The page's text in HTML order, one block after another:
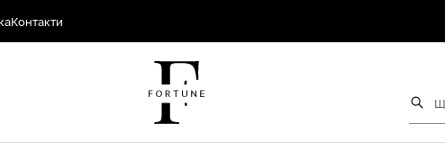
Контакти